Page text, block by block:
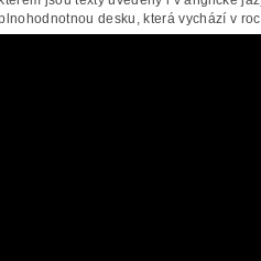
desku, která vychází v